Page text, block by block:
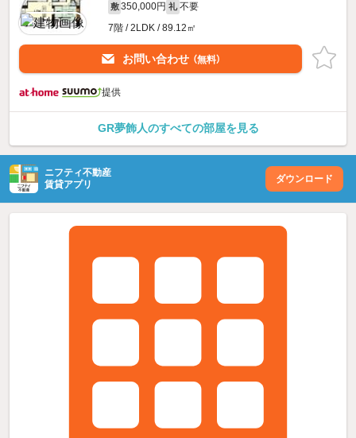
敷 350,000円 礼 不要
7階 / 2LDK / 89.12㎡
お問い合わせ （無料）
提供
GR夢飾人のすべての部屋を見る
ニフティ不動産
賃貸アプリ
ダウンロード